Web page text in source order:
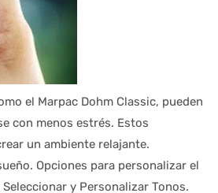
el Marpac Dohm Classic, pueden
con menos estrés. Estos
un ambiente relajante.
Opciones para personalizar el
y Personalizar Tonos.